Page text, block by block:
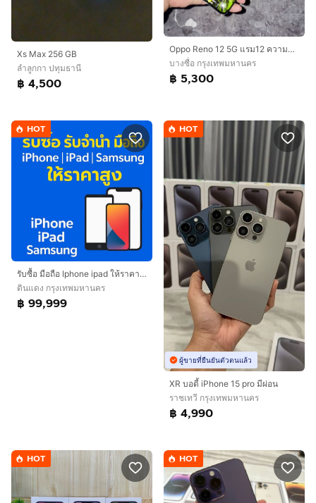
Xs Max 256 GB
ลำลูกกา ปทุมธานี
฿ 4,500
Oppo Reno 12 5G แรม12 ความจำ256
บางซื่อ กรุงเทพมหานคร
฿ 5,300
HOT
รับซื้อ มือถือ Iphone ipad ให้ราคาสูง
ดินแดง กรุงเทพมหานคร
฿ 99,999
HOT
ผู้ขายที่ยืนยันตัวตนแล้ว
XR บอดี้ iPhone 15 pro มีผ่อน
ราชเทวี กรุงเทพมหานคร
฿ 4,990
HOT HOT